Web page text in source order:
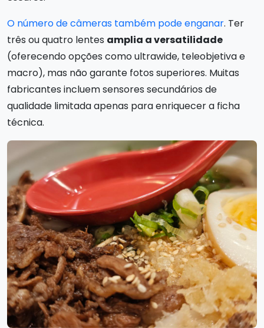
O número de câmeras também pode enganar. Ter
três ou quatro lentes amplia a versatilidade
(oferecendo opções como ultrawide, teleobjetiva e
macro), mas não garante fotos superiores. Muitas
fabricantes incluem sensores secundários de
qualidade limitada apenas para enriquecer a ficha
técnica.